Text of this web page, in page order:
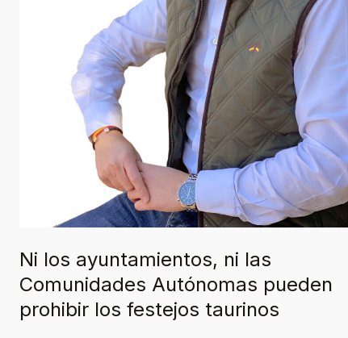
Ni los ayuntamientos, ni las
Comunidades Autónomas pueden
prohibir los festejos taurinos